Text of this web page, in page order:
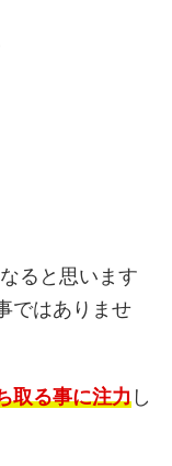
ると思います
ではありませ
取る事に注力し